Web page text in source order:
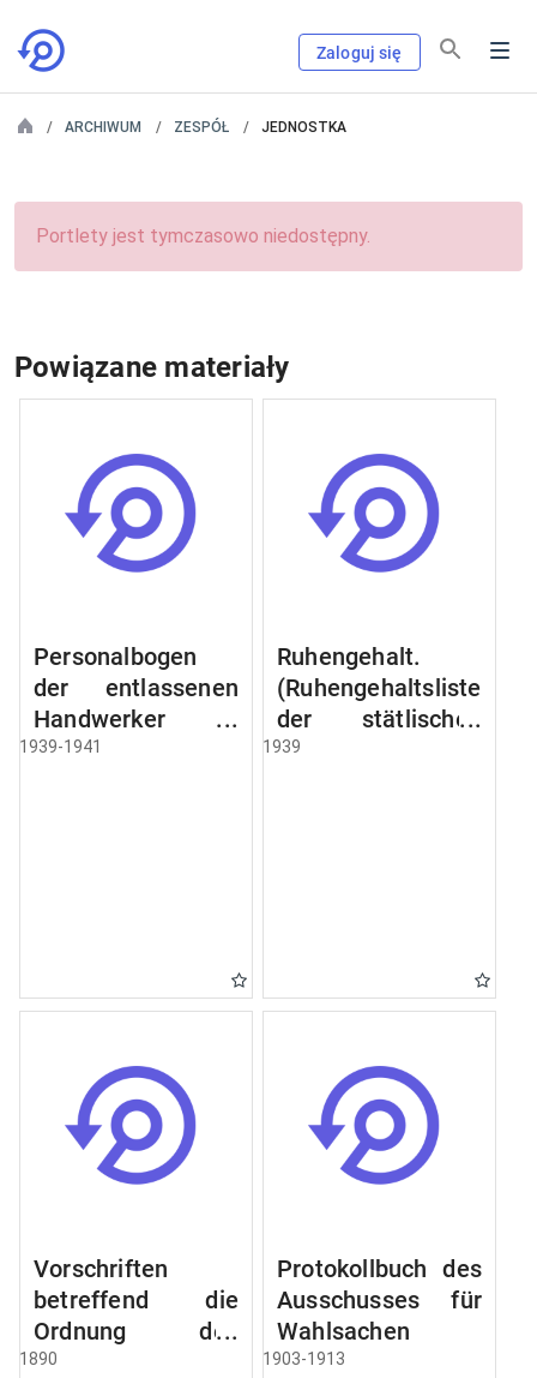
Zaloguj się
ARCHIWUM ZESPÓŁ JEDNOSTKA
Portlety jest tymczasowo niedostępny.
Powiązane materiały
Personalbogen
der entlassenen
Handwerker u.
Arbeiter des
1939-1941
Ruhengehalt.
(Ruhengehaltsliste
der stätlischen
Beamten u.
Raczyński! Schen
Bibliothek).
1939
Vorschriften
betreffend die
Ordnung des
Geschäftsganges
1890
Protokollbuch des
Ausschusses für
Wahlsachen
1903-1913